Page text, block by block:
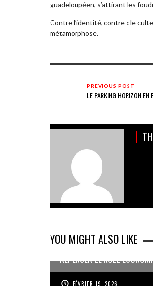
guadeloupéen, s’attirant les
Contre l’identité, contre « le
métamorphose.
PREVIOUS POST
LE PARKING HORIZON
YOU MIGHT ALSO LIKE
REPENSER LE RÔLE
FÉVRIER 19, 2026